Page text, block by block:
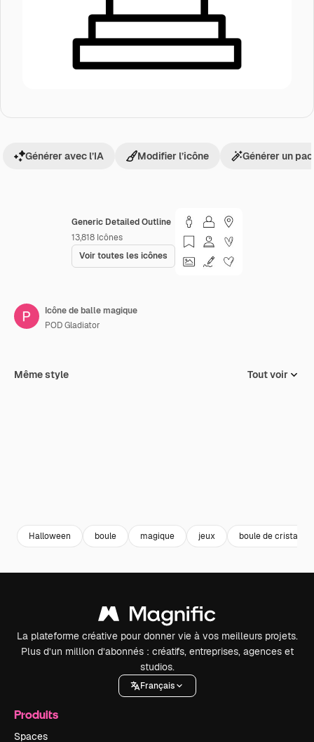
Generic Detailed Outline
13,818 Icônes
Voir toutes les icônes
Générer avec l’IA Modifier l’icône Générer un
Icône de balle magique
POD Gladiator
Même style Tout voir
Halloween boule magique jeux boule de cristal
La plateforme créative pour donner vie à vos meilleurs projets.
Plus d’un million d’abonnés : créatifs, entreprises, agences et
studios.
Français
Produits
Spaces